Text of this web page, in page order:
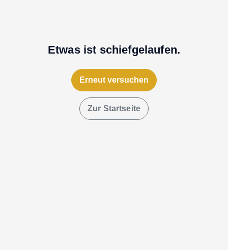
Etwas ist schiefgelaufen.
Erneut versuchen
Zur Startseite